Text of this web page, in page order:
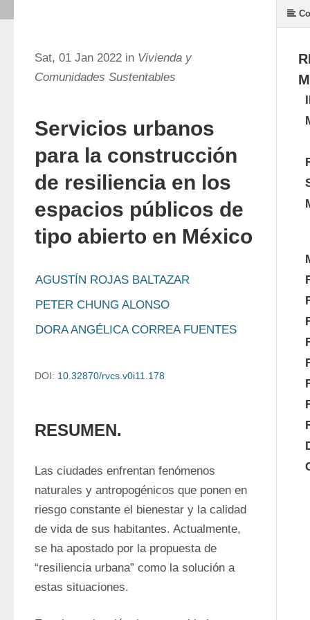
Sat, 01 Jan 2022 in Vivienda y
Comunidades Sustentables
Servicios urbanos
para la construcción
de resiliencia en los
espacios públicos de
tipo abierto en México
AGUSTÍN ROJAS BALTAZAR
PETER CHUNG ALONSO
DORA ANGÉLICA CORREA FUENTES
DOI: 10.32870/rvcs.v0i11.178
RESUMEN.
Las ciudades enfrentan fenómenos
naturales y antropogénicos que ponen en
riesgo constante el bienestar y la calidad
de vida de sus habitantes. Actualmente,
se ha apostado por la propuesta de
“resiliencia urbana” como la solución a
estas situaciones.